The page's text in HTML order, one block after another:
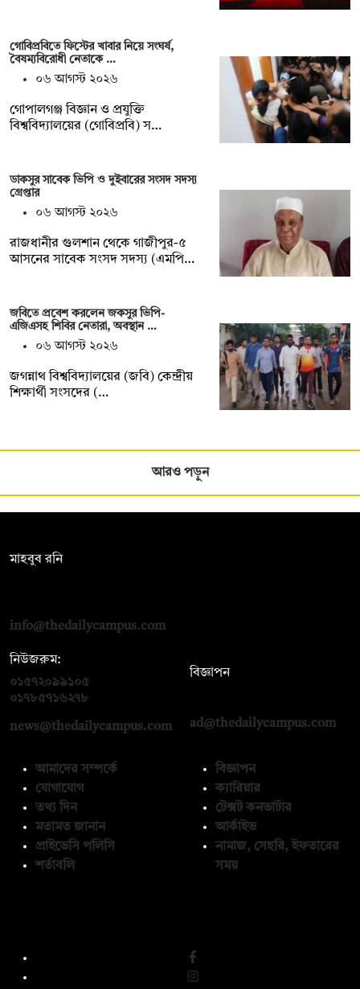
গোবিপ্রবিতে ফিস্টের খাবার নিয়ে সংঘর্ষ,
বৈষম্যবিরোধী নেতাকে …
০৬ আগস্ট ২০২৬
গোপালগঞ্জ বিজ্ঞান ও প্রযুক্তি
বিশ্ববিদ্যালয়ের (গোবিপ্রবি) স…
ডাকসুর সাবেক ভিপি ও দুইবারের সংসদ সদস্য
গ্রেপ্তার
০৬ আগস্ট ২০২৬
রাজধানীর গুলশান থেকে গাজীপুর-৫
আসনের সাবেক সংসদ সদস্য (এমপি…
জবিতে প্রবেশ করলেন জকসুর ভিপি-
এজিএসহ শিবির নেতারা, অবস্থান …
০৬ আগস্ট ২০২৬
জগন্নাথ বিশ্ববিদ্যালয়ের (জবি) কেন্দ্রীয়
শিক্ষার্থী সংসদের (…
আরও পড়ুন
মাহবুব রনি
info@thedailycampus.com
নিউজরুম:
০১৫৭২০৯৯১০৫
০১৭৮৫৭১৬২৭৮
news@thedailycampus.com
বিজ্ঞাপন
ad@thedailycampus.com
আমাদের সম্পর্কে
যোগাযোগ
তথ্য দিন
মতামত জানান
প্রাইভেসি পলিসি
শর্তাবলি
বিজ্ঞাপন
ক্যারিয়ার
টেক্সট কনভার্টার
আর্কাইভ
নামাজ, সেহরি, ইফতারের
সময়